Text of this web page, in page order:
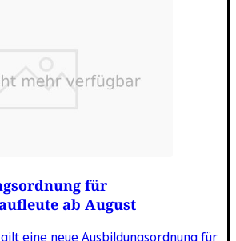
für
ab August
eine neue Ausbildungsordnung für